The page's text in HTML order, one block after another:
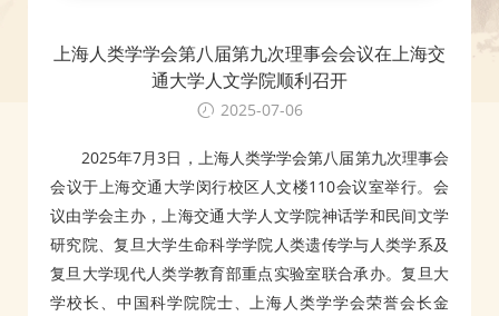
上海人类学学会第八届第九次理事会会议在上海交
通大学人文学院顺利召开
2025-07-06
2025年7月3日，上海人类学学会第八届第九次理事会
会议于上海交通大学闵行校区人文楼110会议室举行。会
议由学会主办，上海交通大学人文学院神话学和民间文学
研究院、复旦大学生命科学学院人类遗传学与人类学系及
复旦大学现代人类学教育部重点实验室联合承办。复旦大
学校长、中国科学院院士、上海人类学学会荣誉会长金